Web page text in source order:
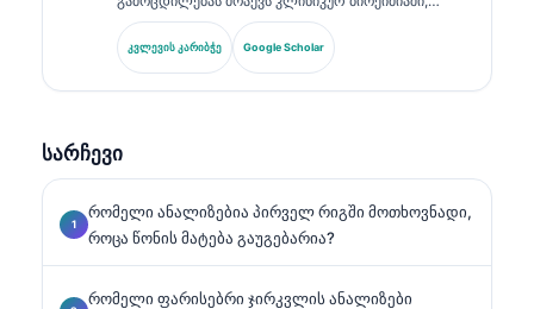
ლაბორატორიულ მედიცინაში და ბიომარკერების
კვლევაში. ის იყო გერმანიის კლინიკური ქიმიის
საზოგადოების ყოფილი პრეზიდენტი და
კვლევის კარიბჭე Google Scholar
სარჩევი
რომელი ანალიზებია პირველ რიგში მოთხოვნადი,
როცა წონის მატება გაუგებარია?
რომელი ფარისებრი ჯირკვლის ანალიზები